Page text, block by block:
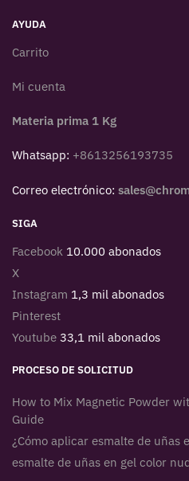
AYUDA
Carrito
Mi cuenta
Materia prima 1 Kg
Whatsapp: +8613256193735
Correo electrónico:
SIGA
Facebook 10.000 abonados
X
Instagram 1,3 mil abonados
Pinterest
Youtube 33,1 mil abonados
PROCESO DE SOLICITUD
How to Mix Magnetic Powder
Guide
¿Cómo aplicar esmalte de uñas
esmalte de uñas en gel color